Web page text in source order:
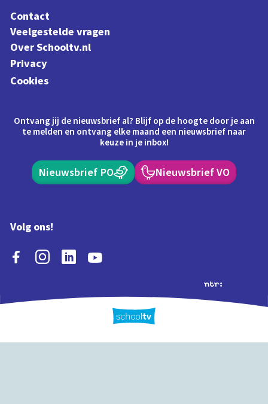
Contact
Veelgestelde vragen
Over Schooltv.nl
Privacy
Cookies
Ontvang jij de nieuwsbrief al? Blijf op de hoogte door je aan
te melden en ontvang elke maand een nieuwsbrief naar
keuze in je inbox!
Nieuwsbrief PO Nieuwsbrief VO
Volg ons!